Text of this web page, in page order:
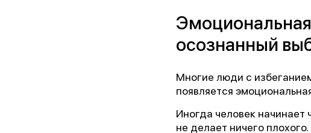
осознанный
Многие люди с
появляется
Иногда человек начинает
не делает ничего плохого.